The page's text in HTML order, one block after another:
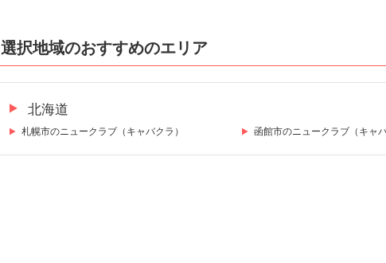
選択地域のおすすめのエリア
北海道
札幌市のニュークラブ（キャバクラ） 函館市のニュークラブ（キャ